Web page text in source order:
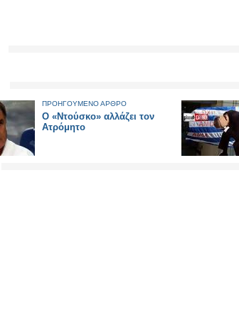
ΠΡΟΗΓΟΥΜΕΝΟ ΑΡΘΡΟ
Ο «Ντούσκο» αλλάζει τον
Ατρόμητο